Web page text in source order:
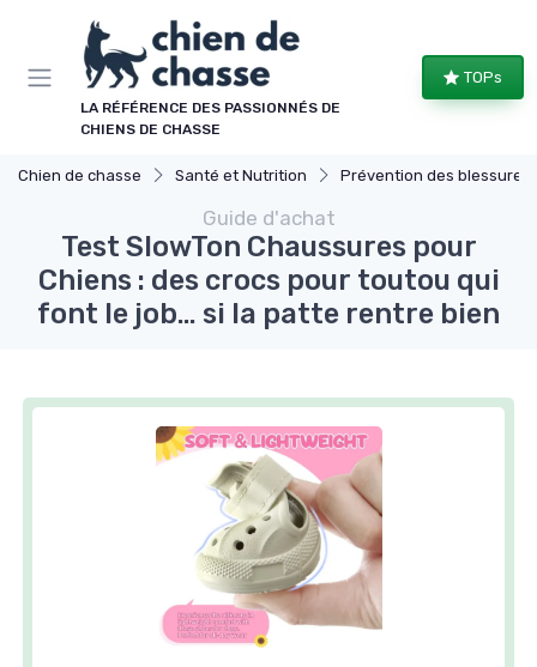
LA RÉFÉRENCE DES PASSIONNÉS DE
CHIENS DE CHASSE
TOPs
Chien de chasse Santé et Nutrition Prévention des blessures
Guide d'achat
Test SlowTon Chaussures pour
Chiens : des crocs pour toutou qui
font le job… si la patte rentre bien
Panneau de gestion des cookies